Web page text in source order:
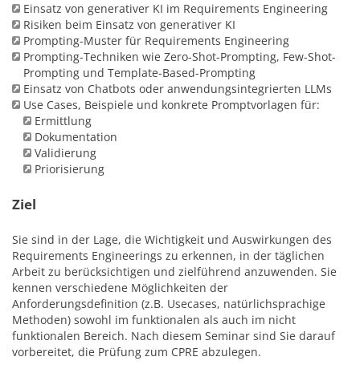
Einsatz von generativer KI im Requirements Engineering
Risiken beim Einsatz von generativer KI
Prompting-Muster für Requirements Engineering
Prompting-Techniken wie Zero-Shot-Prompting, Few-Shot-
Prompting und Template-Based-Prompting
Einsatz von Chatbots oder anwendungsintegrierten LLMs
Use Cases, Beispiele und konkrete Promptvorlagen für:
Ermittlung
Dokumentation
Validierung
Priorisierung
Ziel
Sie sind in der Lage, die Wichtigkeit und Auswirkungen des
Requirements Engineerings zu erkennen, in der täglichen
Arbeit zu berücksichtigen und zielführend anzuwenden. Sie
kennen verschiedene Möglichkeiten der
Anforderungsdefinition (z.B. Usecases, natürlichsprachige
Methoden) sowohl im funktionalen als auch im nicht
funktionalen Bereich. Nach diesem Seminar sind Sie darauf
vorbereitet, die Prüfung zum CPRE abzulegen.